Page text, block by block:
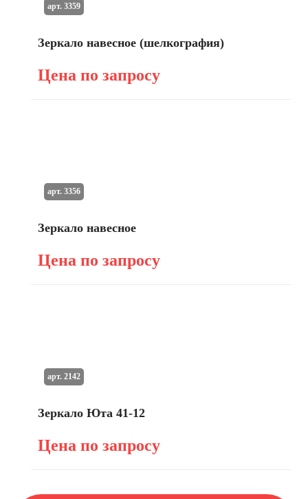
Зеркало навесное (шелкография)
Цена по запросу
арт. 3359
Зеркало навесное
Цена по запросу
арт. 3356
Зеркало Юта 41-12
Цена по запросу
арт. 2142